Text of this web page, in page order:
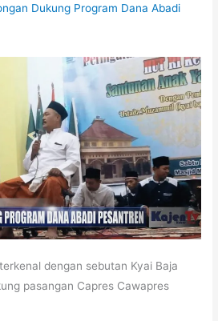
Dukung Program Dana Abadi
dengan sebutan Kyai Baja
pasangan Capres Cawapres